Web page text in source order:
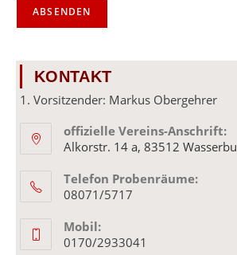
KONTAKT
1. Vorsitzender: Markus Obergehrer
offizielle Vereins-Anschrift:
Alkorstr. 14 a, 83512
Telefon Probenräume:
08071/5717
Mobil:
0170/2933041